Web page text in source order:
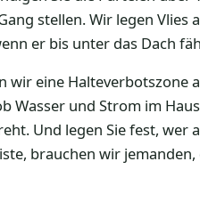
stellen. Wir legen
er bis unter das Dach
wir eine Halteverbotszone
Wasser und Strom im
Und legen Sie fest, wer
brauchen wir